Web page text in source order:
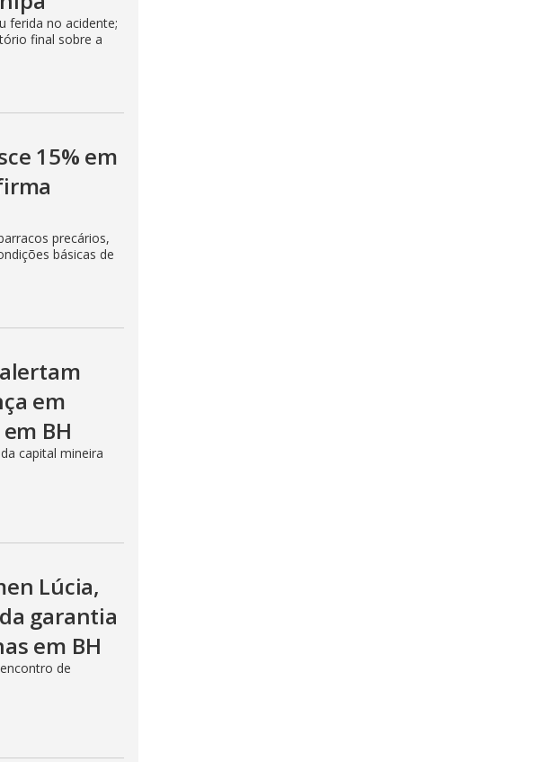
ferida no acidente;
final sobre a
15% em
precários,
básicas de
em
BH
capital mineira
Lúcia,
garantia
em BH
de